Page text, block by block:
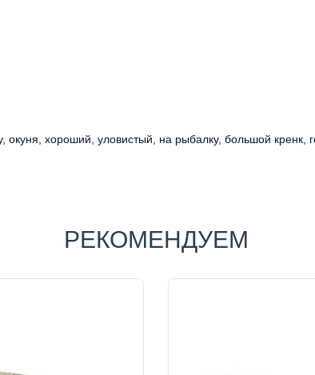
хороший, уловистый, на рыбалку, большой кренк,
РЕКОМЕНДУЕМ